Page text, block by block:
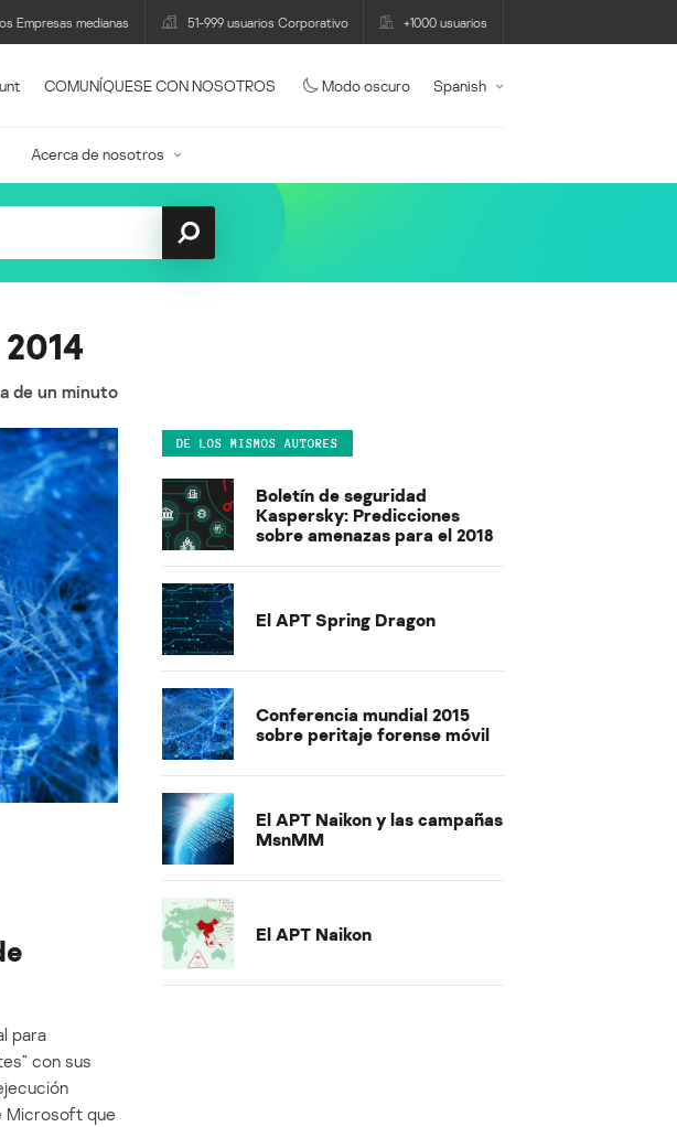
Empresas medianas 51-999 usuarios Corporativo +1000 usuarios
COMUNÍQUESE CON NOSOTROS Modo oscuro Spanish
Acerca de nosotros
de un minuto
para
con sus
Microsoft que
DE LOS MISMOS AUTORES
Boletín de seguridad
Kaspersky: Predicciones
sobre amenazas para el 2018
El APT Spring Dragon
Conferencia mundial 2015
sobre peritaje forense móvil
El APT Naikon y las campañas
MsnMM
El APT Naikon